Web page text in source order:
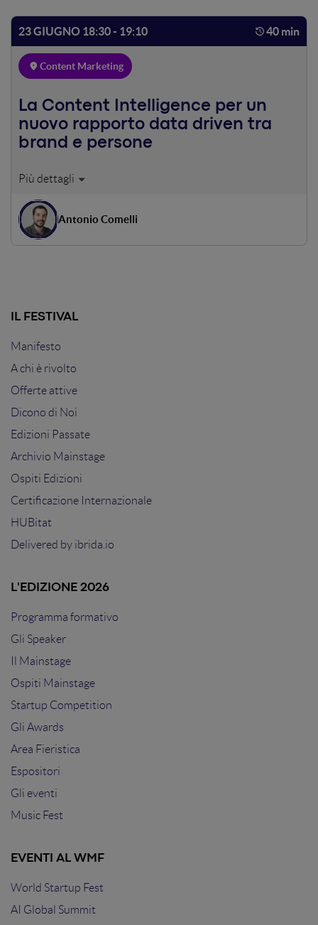
23 GIUGNO 18:30 - 19:10 40 min
Content Marketing
La Content Intelligence per un
nuovo rapporto data driven tra
brand e persone
In che modo un brand può migliorare la propria relazione
aziende possono ottenere il massimo valore dai propri
contenuti, riducendone le duplicazioni e le inefficienze nei
processi di content management, assicurando la brand
Intelligence Manager, la nuova figura che aiuta marketers,
progressiva evoluzione verso l'approccio Data Driven.
Antonio Comelli
IL FESTIVAL
Manifesto
A chi è rivolto
Offerte attive
Dicono di Noi
Edizioni Passate
Archivio Mainstage
Ospiti Edizioni
Certificazione Internazionale
HUBitat
Delivered by ibrida.io
L'EDIZIONE 2026
Programma formativo
Gli Speaker
Il Mainstage
Ospiti Mainstage
Startup Competition
Gli Awards
Area Fieristica
Espositori
Gli eventi
Music Fest
EVENTI AL WMF
World Startup Fest
AI Global Summit